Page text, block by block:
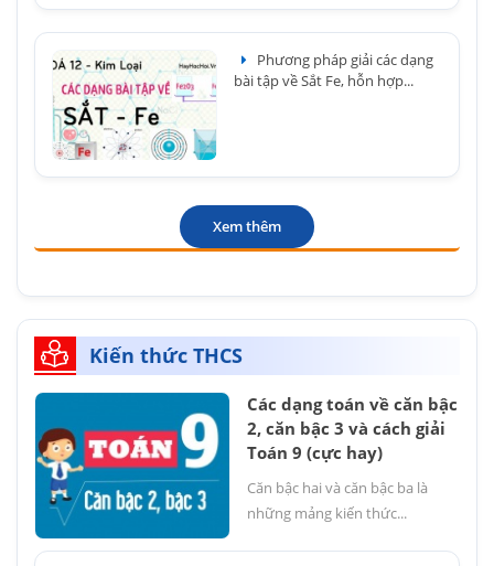
Phương pháp giải các dạng
bài tập về Sắt Fe, hỗn hợp...
Xem thêm
Kiến thức THCS
Các dạng toán về căn bậc
2, căn bậc 3 và cách giải
Toán 9 (cực hay)
Căn bậc hai và căn bậc ba là
những mảng kiến thức...